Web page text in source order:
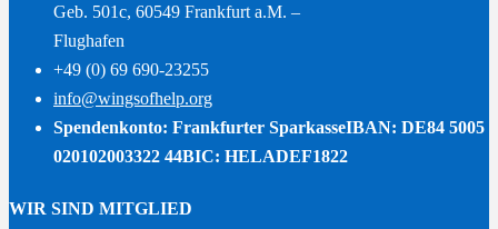
Geb. 501c, 60549 Frankfurt a.M. –
Flughafen
+49 (0) 69 690-23255
info@wingsofhelp.org
Spendenkonto: Frankfurter SparkasseIBAN: DE84 5005
020102003322 44BIC: HELADEF1822
WIR SIND MITGLIED